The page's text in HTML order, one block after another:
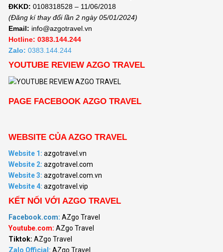
ĐKKD: 0108318528 – 11/06/2018
(Đăng kí thay đổi lần 2 ngày 05/01/2024)
Email: info@azgotravel.vn
Hotline: 0383.144.244
Zalo: 0383.144.244
YOUTUBE REVIEW AZGO TRAVEL
PAGE FACEBOOK AZGO TRAVEL
WEBSITE CỦA AZGO TRAVEL
Website 1: azgotravel.vn
Website 2: azgotravel.com
Website 3: azgotravel.com.vn
Website 4: azgotravel.vip
KẾT NỐI VỚI AZGO TRAVEL
Facebook.com: AZgo Travel
Youtube.com: AZgo Travel
Tiktok: AZgo Travel
Zalo Official : AZgo Travel